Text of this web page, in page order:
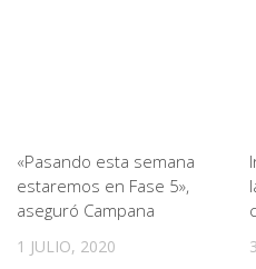
«Pasando esta semana
estaremos en Fase 5»,
aseguró Campana
1 JULIO, 2020